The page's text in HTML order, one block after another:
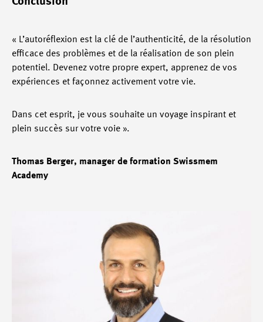
« L’autoréflexion est la clé de l’authenticité, de la résolution
efficace des problèmes et de la réalisation de son plein
potentiel. Devenez votre propre expert, apprenez de vos
expériences et façonnez activement votre vie.
Dans cet esprit, je vous souhaite un voyage inspirant et
plein succès sur votre voie ».
Thomas Berger, manager de formation Swissmem
Academy